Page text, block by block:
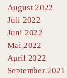
August 2022
Juli 2022
Juni 2022
Mai 2022
April 2022
September 2021